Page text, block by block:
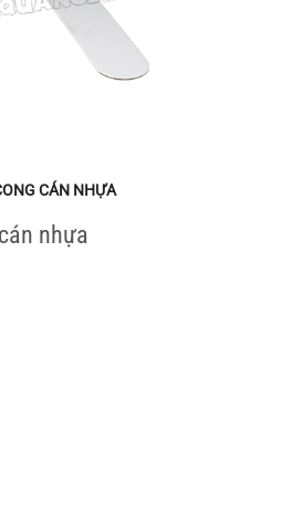
CÁN NHỰA
nhựa